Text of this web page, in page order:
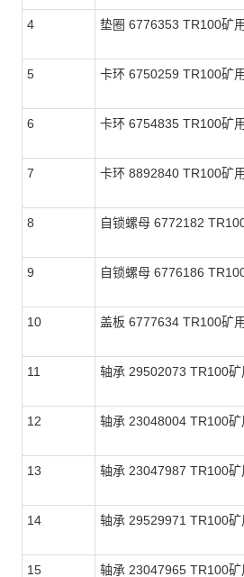
4 垫圈 6776353 TR100矿
5 卡环 6750259 TR100矿
6 卡环 6754835 TR100矿
7 卡环 8892840 TR100矿
8 自锁螺母 6772182
9 自锁螺母 6776186
10 盖板 6777634 TR100矿
11 轴承 29502073 TR100矿
12 轴承 23048004 TR100矿
13 轴承 23047987 TR100矿
14 轴承 29529971 TR100矿
15 轴承 23047965 TR100矿